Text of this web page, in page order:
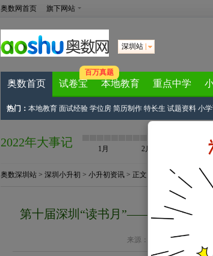
奥数网首页 旗下网站
深圳站
奥数首页 试卷宝
百万真题
本地教育 重点中学
热门： 本地教育 面试经验 学位房 简历制作 特长生 试题资料 小
2022年大事记 1月 2月
奥数深圳站 > 深圳小升初 > 小升初资讯 > 正文
第十届深圳“读书月”——“古韵书香
来源： 深圳房地产信息网